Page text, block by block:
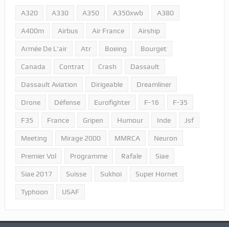
A320 A330 A350 A350xwb A380
A400m Airbus Air France Airship
Armée De L'air Atr Boeing Bourget
Canada Contrat Crash Dassault
Dassault Aviation Dirigeable Dreamliner
Drone Défense Eurofighter F-16 F-35
F35 France Gripen Humour Inde Jsf
Meeting Mirage 2000 MMRCA Neuron
Premier Vol Programme Rafale Siae
Siae 2017 Suisse Sukhoi Super Hornet
Typhoon USAF